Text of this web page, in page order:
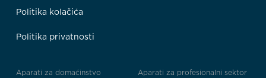
Politika kolačića
Politika privatnosti
Aparati za domaćinstvo Aparati za profesionalni sektor